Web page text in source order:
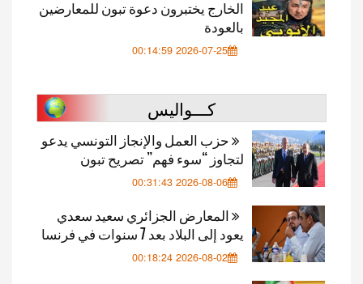
الخارج يختبرون دعوة تبون للمعارضين
بالعودة
2026-07-25 00:14:59
كـــواليس
حزب العمل والإنجاز التونسي يدعو
لتجاوز “سوء فهم” تصريح تبون
2026-08-06 00:31:43
المعارض الجزائري سعيد سعدي
يعود إلى البلاد بعد 7 سنوات في فرنسا
2026-08-02 00:18:24